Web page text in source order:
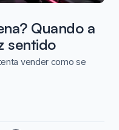
Quando a
sentido
vender como se